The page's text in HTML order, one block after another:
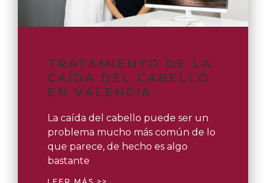
TRATAMIENTO DE LA
CAÍDA DEL CABELLO
EN VALENCIA
La caída del cabello puede ser un
problema mucho más común de lo
que parece, de hecho es algo
bastante
LEER MÁS >>